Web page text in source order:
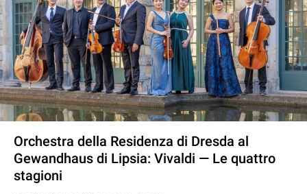
Orchestra della Residenza di Dresda al
Gewandhaus di Lipsia: Vivaldi — Le quattro
stagioni